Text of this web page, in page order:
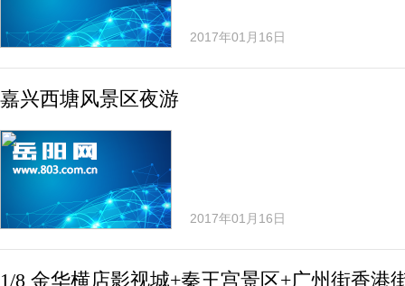
2017年01月16日
嘉兴西塘风景区夜游
2017年01月16日
1/8 金华横店影视城+秦王宫景区+广州街香港